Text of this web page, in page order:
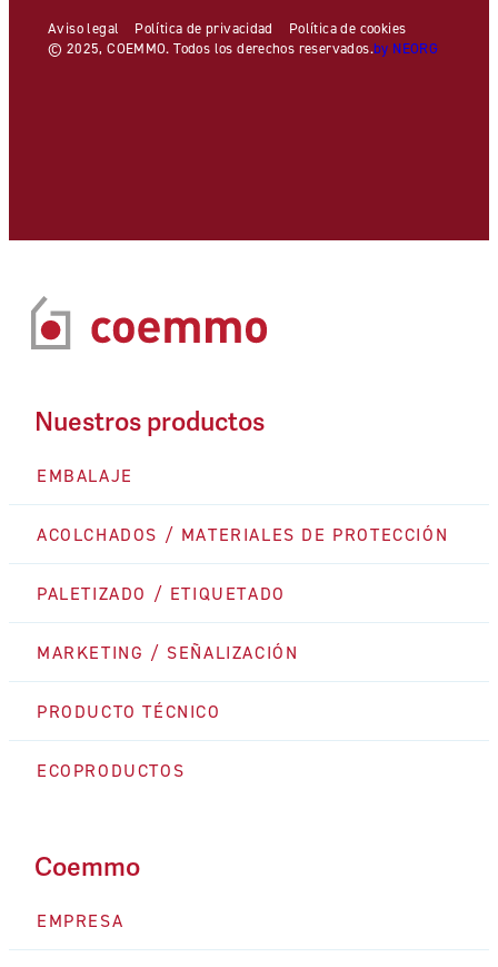
Aviso legal Política de privacidad
Política de cookies
© 2025, COEMMO. Todos los derechos reservados.by NEORG
Nuestros productos
EMBALAJE
ACOLCHADOS / MATERIALES DE PROTECCIÓN
PALETIZADO / ETIQUETADO
MARKETING / SEÑALIZACIÓN
PRODUCTO TÉCNICO
ECOPRODUCTOS
Coemmo
EMPRESA